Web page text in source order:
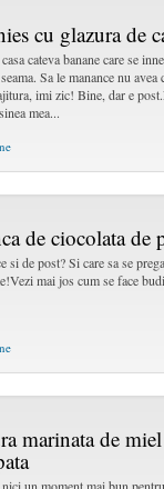
cu glazura de
cateva banane care se
Sa le manance nu
imi zic! Bine, dar e
mea...
de ciocolata de
si de post? Si care sa se
mai jos cum se face
marinata de